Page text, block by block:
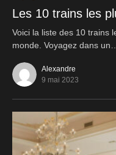
Les 10 trains les
Voici la liste des 10 trains
monde. Voyagez dans un…
Alexandre
9 mai 2023